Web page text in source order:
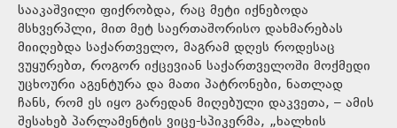
სააკაშვილი ფიქრობდა, რაც მეტი იქნებოდა
მსხვერპლი, მით მეტ საერთაშორისო დახმარებას
მიიღებდა საქართველო, მაგრამ დღეს როდესაც
ვუყურებთ, როგორ იქცევიან საქართველოში მოქმედი
უცხოური აგენტურა და მათი პატრონები, ნათლად
ჩანს, რომ ეს იყო გარედან მიღებული დაკვეთა, – ამის
შესახებ პარლამენტის ვიცე-სპიკერმა, „ხალხის